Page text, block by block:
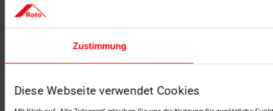
Zustimmung
Diese Webseite verwendet Cookies